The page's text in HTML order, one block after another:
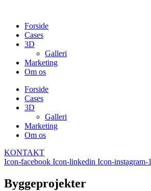
contentForside
Cases
3D
Galleri
Marketing
Om os
Forside
Cases
3D
Galleri
Marketing
Om os
KONTAKT
Icon-facebook Icon-linkedin Icon-instagram-1
Byggeprojekter